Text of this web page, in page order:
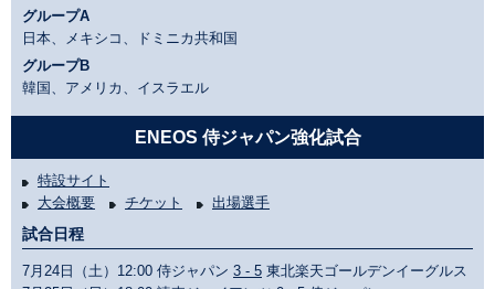
グループA
日本、メキシコ、ドミニカ共和国
グループB
韓国、アメリカ、イスラエル
ENEOS 侍ジャパン強化試合
特設サイト
大会概要
チケット 出場選手
試合日程
7月24日（土）12:00 侍ジャパン 3 - 5 東北楽天ゴールデンイーグルス